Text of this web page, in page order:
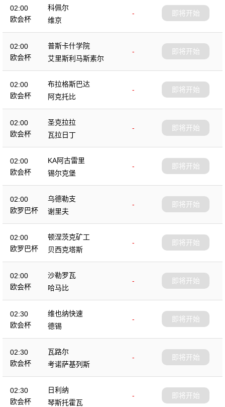
02:00
欧会杯
科佩尔
-
维京
即将开始
02:00
欧会杯
普斯卡什学院
-
艾里斯利马斯素尔
即将开始
02:00
欧会杯
布拉格斯巴达
-
阿克托比
即将开始
02:00
欧会杯
圣克拉拉
-
瓦拉日丁
即将开始
02:00
欧会杯
KA阿古雷里
-
锡尔克堡
即将开始
02:00
欧罗巴杯
乌德勒支
-
谢里夫
即将开始
02:00
欧罗巴杯
顿涅茨克矿工
-
贝西克塔斯
即将开始
02:00
欧会杯
沙勒罗瓦
-
哈马比
即将开始
02:30
欧会杯
维也纳快速
-
德锡
即将开始
02:30
欧会杯
瓦路尔
-
考诺萨基列斯
即将开始
02:30
欧会杯
日利纳
-
琴斯托霍瓦
即将开始